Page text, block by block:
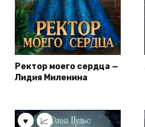
Ректор моего сердца —
Лидия Миленина